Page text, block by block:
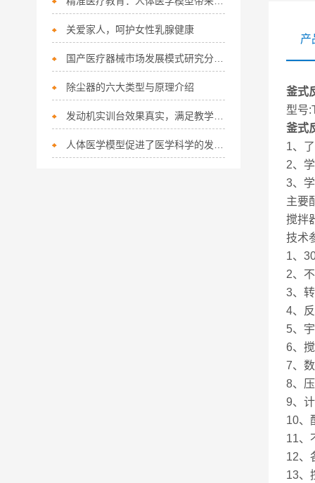
产
釜式
型号
釜式
1、
2、
3、
主要
搅拌
技术
1、
2、
3、
4、
5、
6、
7、
8、
9、
10、
11、
12、
13、
关爱家人，呵护女性乳腺健康
除尘器的六大类型与原理介绍
发动机实训台效果真实，满足教学需要